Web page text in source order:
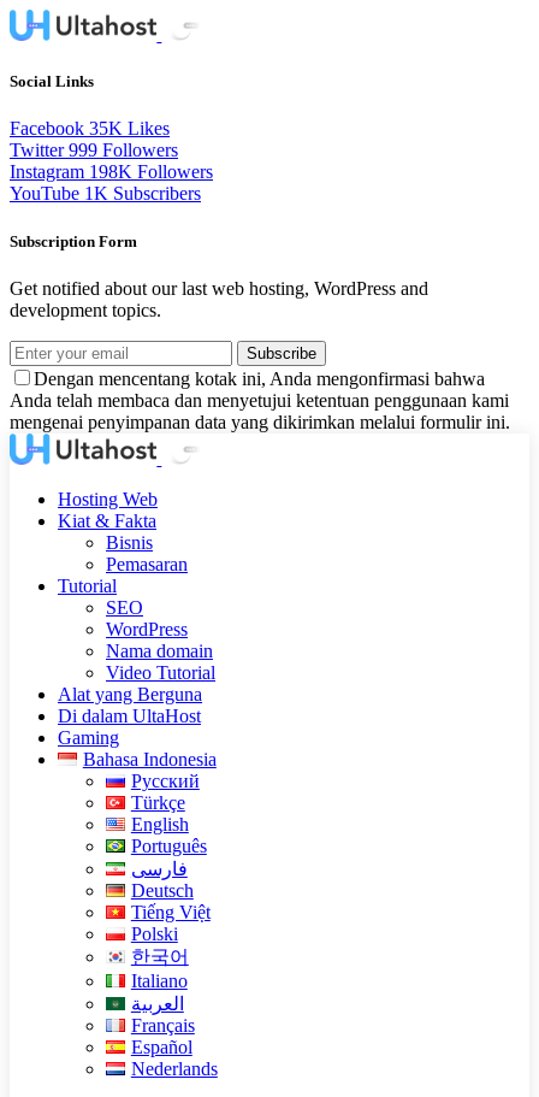
Social Links
Facebook 35K Likes
Twitter 999 Followers
Instagram 198K Followers
YouTube 1K Subscribers
Subscription Form
Get notified about our last web hosting, WordPress and
development topics.
Subscribe
Dengan mencentang kotak ini, Anda mengonfirmasi bahwa
Anda telah membaca dan menyetujui ketentuan penggunaan kami
mengenai penyimpanan data yang dikirimkan melalui formulir ini.
Hosting Web
Kiat & Fakta
Bisnis
Pemasaran
Tutorial
SEO
WordPress
Nama domain
Video Tutorial
Alat yang Berguna
Di dalam UltaHost
Gaming
Bahasa Indonesia
Русский
Türkçe
English
Português
فارسی
Deutsch
Tiếng Việt
Polski
한국어
Italiano
العربية
Français
Español
Nederlands